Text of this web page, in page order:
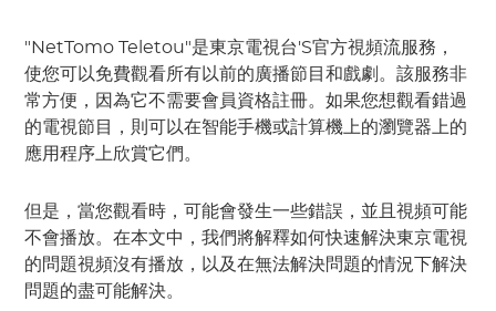
"NetTomo Teletou"是東京電視台'S官方視頻流服務，
使您可以免費觀看所有以前的廣播節目和戲劇。該服務非
常方便，因為它不需要會員資格註冊。如果您想觀看錯過
的電視節目，則可以在智能手機或計算機上的瀏覽器上的
應用程序上欣賞它們。
但是，當您觀看時，可能會發生一些錯誤，並且視頻可能
不會播放。在本文中，我們將解釋如何快速解決東京電視
的問題視頻沒有播放，以及在無法解決問題的情況下解決
問題的盡可能解決。